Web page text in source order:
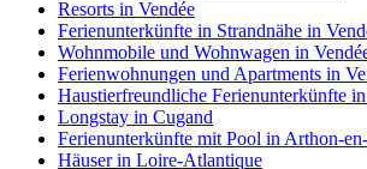
Resorts in Vendée
Ferienunterkünfte in Strandnähe in
Wohnmobile und Wohnwagen in
Ferienwohnungen und Apartments in
Haustierfreundliche Ferienunterkünfte
Longstay in Cugand
Ferienunterkünfte mit Pool in Arthon-
Häuser in Loire-Atlantique